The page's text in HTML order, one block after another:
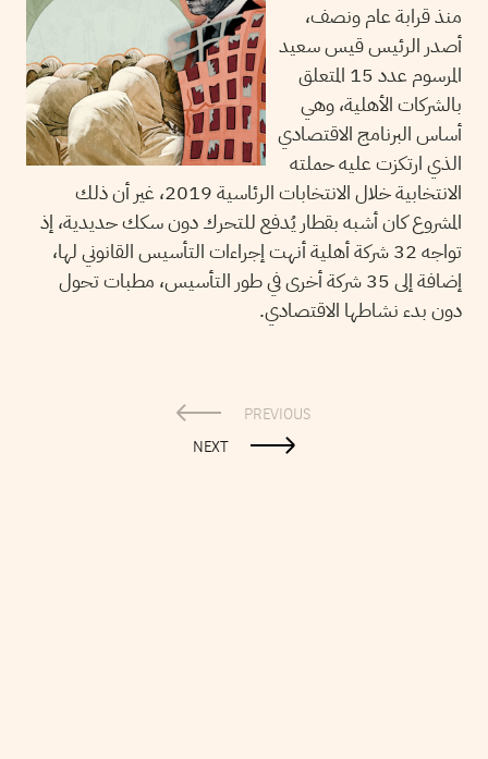
منذ قرابة عام ونصف،
أصدر الرئيس قيس سعيد
المرسوم عدد 15 المتعلق
بالشركات الأهلية، وهي
أساس البرنامج الاقتصادي
الذي ارتكزت عليه حملته
الانتخابية خلال الانتخابات الرئاسية 2019، غير أن ذلك
المشروع كان أشبه بقطار يُدفع للتحرك دون سكك حديدية، إذ
تواجه 32 شركة أهلية أنهت إجراءات التأسيس القانوني لها،
إضافة إلى 35 شركة أخرى في طور التأسيس، مطبات تحول
دون بدء نشاطها الاقتصادي.
PREVIOUS
NEXT